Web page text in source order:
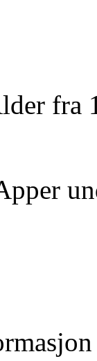
fra